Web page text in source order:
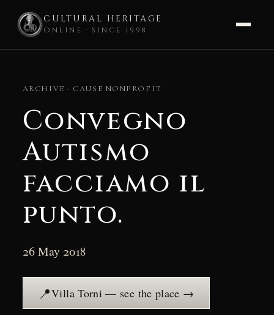
CULTURAL HERITAGE
ONLINE · SINCE 1998
contentARCHIVE · CAUSE NONPROFIT
Convegno
Autismo
facciamo il
punto.
26 May 2018
📍Villa Torni — see the place →